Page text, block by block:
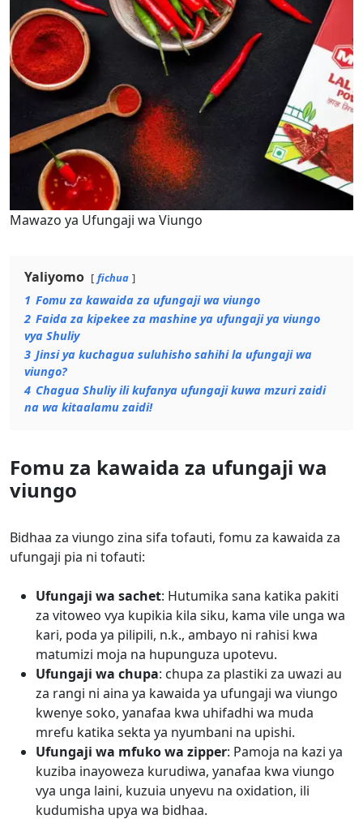
Mawazo ya Ufungaji wa Viungo
Yaliyomo fichua
1 Fomu za kawaida za ufungaji wa viungo
2 Faida za kipekee za mashine ya ufungaji ya viungo
vya Shuliy
3 Jinsi ya kuchagua suluhisho sahihi la ufungaji wa
viungo?
4 Chagua Shuliy ili kufanya ufungaji kuwa mzuri zaidi
na wa kitaalamu zaidi!
Fomu za kawaida za ufungaji wa
viungo
Bidhaa za viungo zina sifa tofauti, fomu za kawaida za
ufungaji pia ni tofauti:
Ufungaji wa sachet: Hutumika sana katika pakiti
za vitoweo vya kupikia kila siku, kama vile unga wa
kari, poda ya pilipili, n.k., ambayo ni rahisi kwa
matumizi moja na hupunguza upotevu.
Ufungaji wa chupa: chupa za plastiki za uwazi au
za rangi ni aina ya kawaida ya ufungaji wa viungo
kwenye soko, yanafaa kwa uhifadhi wa muda
mrefu katika sekta ya nyumbani na upishi.
Ufungaji wa mfuko wa zipper: Pamoja na kazi ya
kuziba inayoweza kurudiwa, yanafaa kwa viungo
vya unga laini, kuzuia unyevu na oxidation, ili
kudumisha upya wa bidhaa.